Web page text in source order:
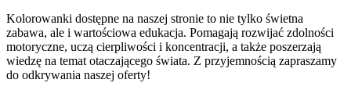
Kolorowanki dostępne na naszej stronie to nie tylko świetna
zabawa, ale i wartościowa edukacja. Pomagają rozwijać zdolności
motoryczne, uczą cierpliwości i koncentracji, a także poszerzają
wiedzę na temat otaczającego świata. Z przyjemnością zapraszamy
do odkrywania naszej oferty!